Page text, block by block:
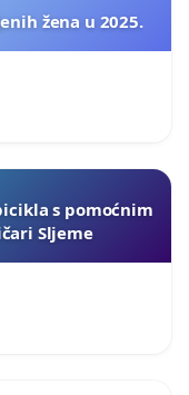
žena u 2025.
s pomoćnim
Sljeme